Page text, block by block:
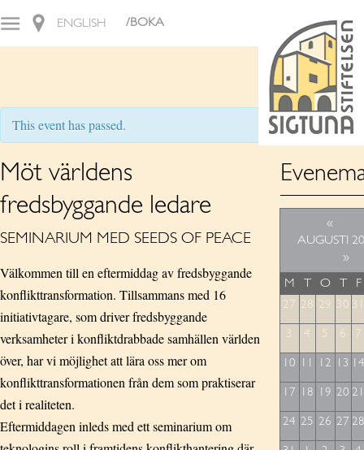
ENGLISH /BOKA
This event has passed.
Möt världens
fredsbyggande ledare
SEMINARIUM MED SEEDS OF PEACE
Välkommen till en eftermiddag av fredsbyggande
konflikttransformation. Tillsammans med 16
initiativtagare, som driver fredsbyggande
verksamheter i konfliktdrabbade samhällen världen
över, har vi möjlighet att lära oss mer om
konflikttransformationen från dem som praktiserar
det i realiteten.
Eftermiddagen inleds med ett seminarium om
«
AUGUSTI
»
M
T O T F
27 28 29 30
3 4 5 6 7
10 11 12 13
17 18 19 20
24 25 26 27